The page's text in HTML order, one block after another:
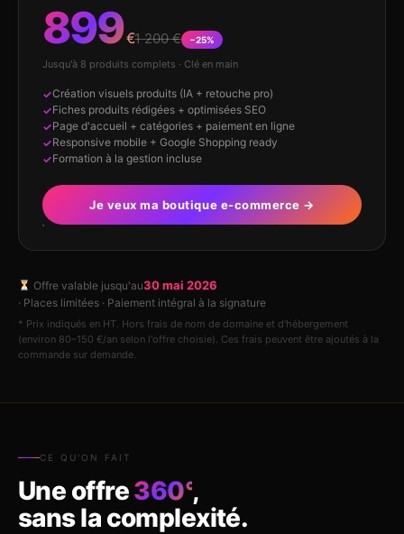
899€1 200 € −25%
Jusqu'à 8 produits complets · Clé en main
Création visuels produits (IA + retouche pro)
Fiches produits rédigées + optimisées SEO
Page d'accueil + catégories + paiement en ligne
Responsive mobile + Google Shopping ready
Formation à la gestion incluse
Je veux ma boutique e-commerce →
Offre valable jusqu'au30 mai 2026
· Places limitées · Paiement intégral à la signature
* Prix indiqués en HT. Hors frais de nom de domaine et d'hébergement
(environ 80–150 €/an selon l'offre choisie). Ces frais peuvent être ajoutés à la
commande sur demande.
CE QU'ON FAIT
Une offre360°,
sans la complexité.